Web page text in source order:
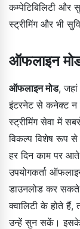
कम्पेटिबिलिटी और
स्ट्रीमिंग और भी
ऑफलाइन
ऑफलाइन मोड,
इंटरनेट से कनेक्ट न
स्ट्रीमिंग सेवा में
विकल्प विशेष रूप से
हर दिन काम पर
उपयोगकर्ता
डाउनलोड कर सकते
क्वालिटी के होते
उन्हें सुन सकें। इसके